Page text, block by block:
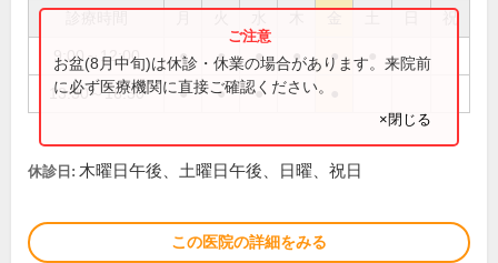
祝
9:00～12:00 ● ● ● ● ●
13:30～16:30 ● ● ●
お盆(8月中旬)は休診・休業の場合があります。来院前
に必ず医療機関に直接ご確認ください。
×閉じる
休診日: 木曜日午後、土曜日午後、日曜、祝日
この医院の詳細をみる